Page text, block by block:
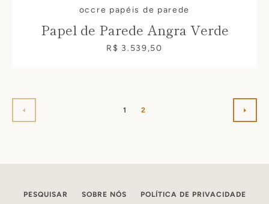
occre papéis de parede
Papel de Parede Angra Verde
R$ 3.539,50
1
2
PESQUISAR SOBRE NÓS POLÍTICA DE PRIVACIDADE